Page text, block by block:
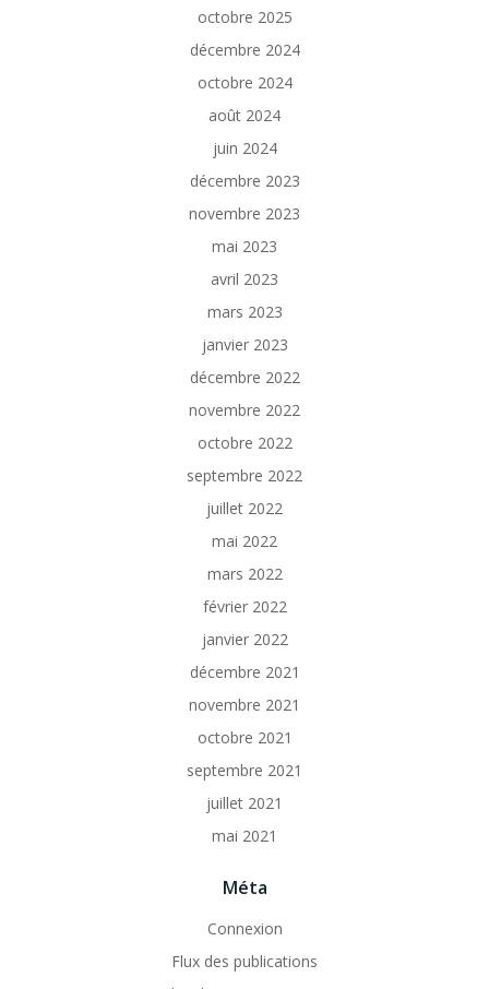
octobre 2025
décembre 2024
octobre 2024
août 2024
juin 2024
décembre 2023
novembre 2023
mai 2023
avril 2023
mars 2023
janvier 2023
décembre 2022
novembre 2022
octobre 2022
septembre 2022
juillet 2022
mai 2022
mars 2022
février 2022
janvier 2022
décembre 2021
novembre 2021
octobre 2021
septembre 2021
juillet 2021
mai 2021
Méta
Connexion
Flux des publications